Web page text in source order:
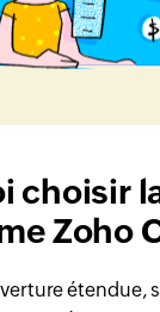
choisir
Zoho
étendue,